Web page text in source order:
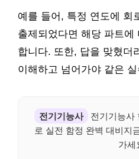
예를 들어, 특정 연도에 회
출제되었다면 해당 파트
합니다. 또한, 답을 맞혔더
이해하고 넘어가야 같은
전기기능사
전기기능사
로 실전 함정 완벽 대비지
가세